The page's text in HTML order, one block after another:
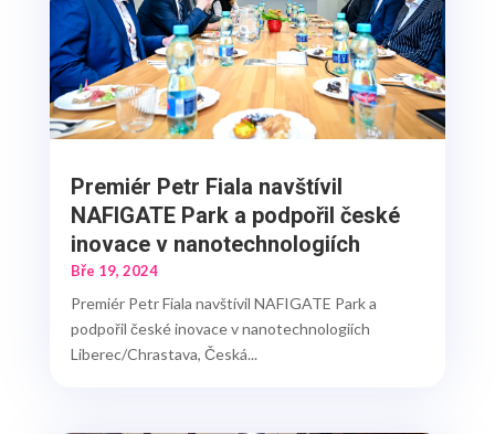
Premiér Petr Fiala navštívil
NAFIGATE Park a podpořil české
inovace v nanotechnologiích
Bře 19, 2024
Premiér Petr Fiala navštívil NAFIGATE Park a
podpořil české inovace v nanotechnologiích
Liberec/Chrastava, Česká...